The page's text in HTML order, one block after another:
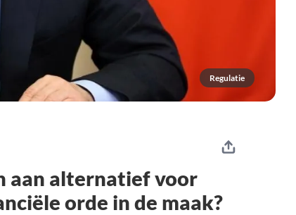
Regulatie
aan alternatief voor
orde in de maak?